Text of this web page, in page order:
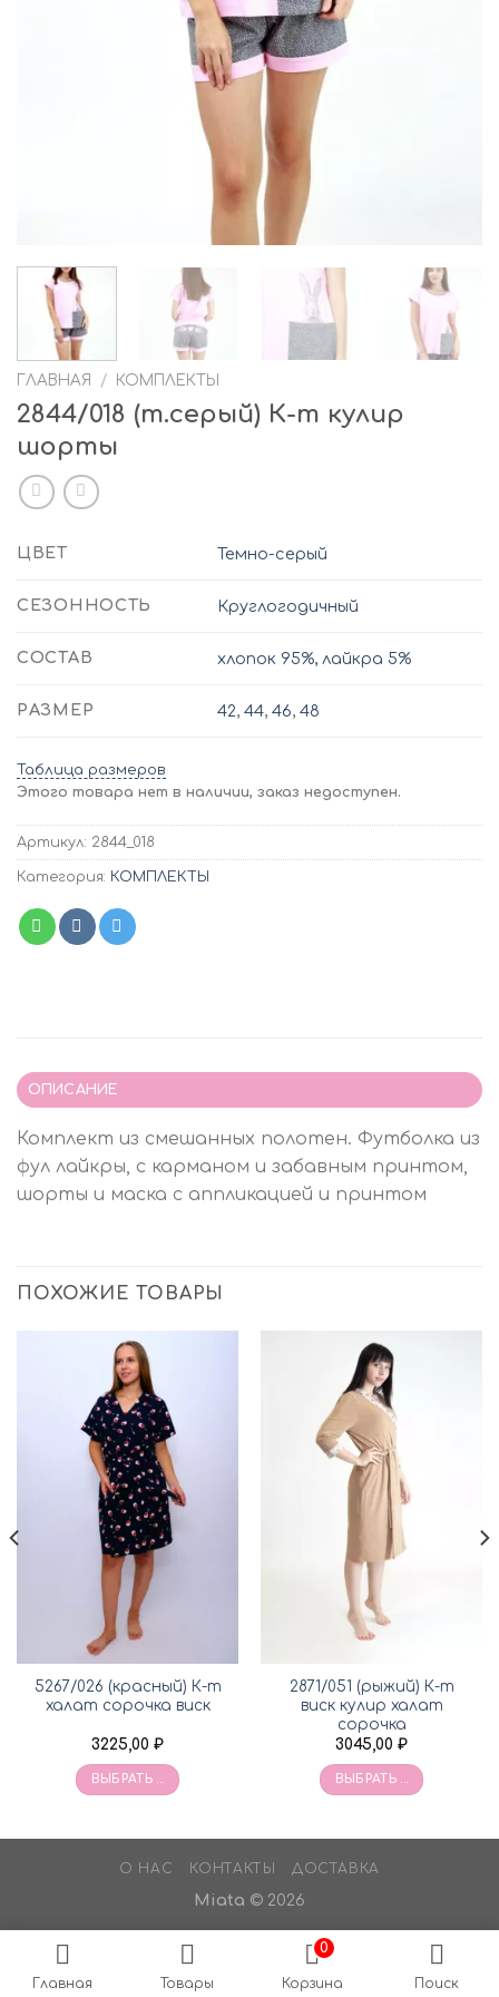
ГЛАВНАЯ / КОМПЛЕКТЫ
2844/018 (т.серый) К-т кулир
шорты
ЦВЕТ Темно-серый
СЕЗОННОСТЬ Круглогодичный
СОСТАВ хлопок 95%, лайкра 5%
РАЗМЕР 42,44,46,48
Таблица размеров
Этого товара нет в наличии, заказ недоступен.
Артикул: 2844_018
Категория: КОМПЛЕКТЫ
ОПИСАНИЕ
Комплект из смешанных полотен. Футболка из
фул лайкры, с карманом и забавным принтом,
шорты и маска с аппликацией и принтом
ПОХОЖИЕ ТОВАРЫ
5267/026 (красный) К-т
халат сорочка виск
3225,00 ₽
ВЫБРАТЬ ...
2871/051 (рыжий) К-т
виск кулир халат
сорочка
3045,00 ₽
ВЫБРАТЬ ...
О НАС КОНТАКТЫ ДОСТАВКА
Miata © 2026
Главная Товары
0
Корзина Поиск